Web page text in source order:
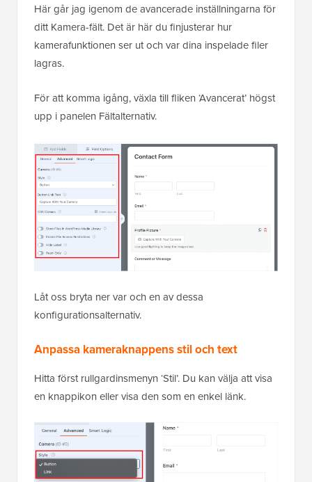
Här går jag igenom de avancerade inställningarna för
ditt Kamera-fält. Det är här du finjusterar hur
kamerafunktionen ser ut och var dina inspelade filer
lagras.
För att komma igång, växla till fliken ‘Avancerat’ högst
upp i panelen Fältalternativ.
Låt oss bryta ner var och en av dessa
konfigurationsalternativ.
Anpassa kameraknappens stil och text
Hitta först rullgardinsmenyn ‘Stil’. Du kan välja att visa
en knappikon eller visa den som en enkel länk.